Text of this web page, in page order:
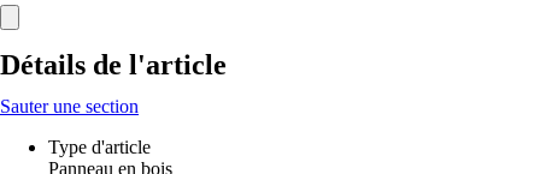
Détails de l'article
Sauter une section
Type d'article
Panneau en bois